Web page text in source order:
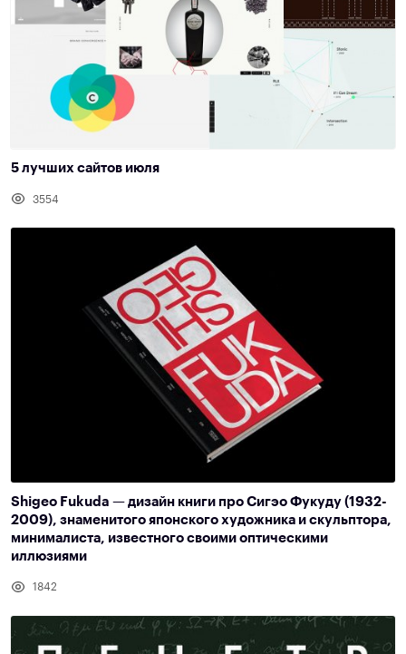
5 лучших сайтов июля
3554
Shigeo Fukuda — дизайн книги про Сигэо Фукуду (1932-
2009), знаменитого японского художника и скульптора,
минималиста, известного своими оптическими
иллюзиями
1842